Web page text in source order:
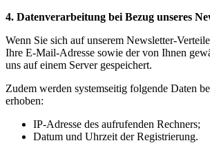
4. Datenverarbeitung bei Bezug unseres
Wenn Sie sich auf unserem Newsletter-
Ihre E-Mail-Adresse sowie der von Ihnen
uns auf einem Server gespeichert.
Zudem werden systemseitig folgende Daten
erhoben:
IP-Adresse des aufrufenden Rechners;
Datum und Uhrzeit der Registrierung.